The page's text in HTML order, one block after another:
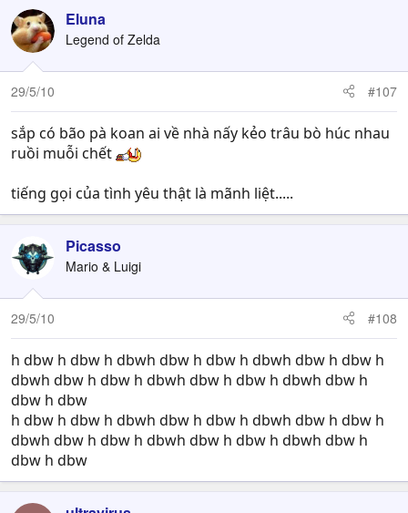
Eluna
Legend of Zelda
29/5/10 #107
sắp có bão pà koan ai về nhà nấy kẻo trâu bò húc nhau
ruồi muỗi chết
tiếng gọi của tình yêu thật là mãnh liệt.....
Picasso
Mario & Luigi
29/5/10 #108
h dbw h dbw h dbwh dbw h dbw h dbwh dbw h dbw h
dbwh dbw h dbw h dbwh dbw h dbw h dbwh dbw h
dbw h dbw
h dbw h dbw h dbwh dbw h dbw h dbwh dbw h dbw h
dbwh dbw h dbw h dbwh dbw h dbw h dbwh dbw h
dbw h dbw